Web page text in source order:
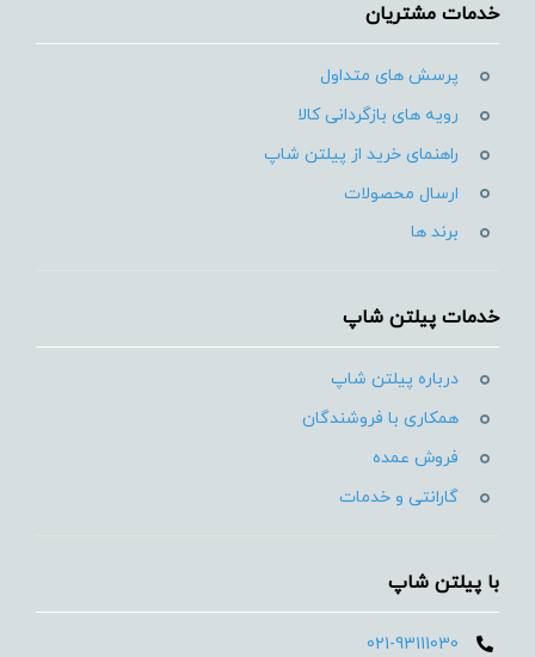
خدمات مشتریان
پرسش های متداول
رویه های بازگردانی کالا
راهنمای خرید از پیلتن شاپ
ارسال محصولات
برند ها
خدمات پیلتن شاپ
درباره پیلتن شاپ
همکاری با فروشندگان
فروش عمده
گارانتی و خدمات
با پیلتن شاپ
021-93111030